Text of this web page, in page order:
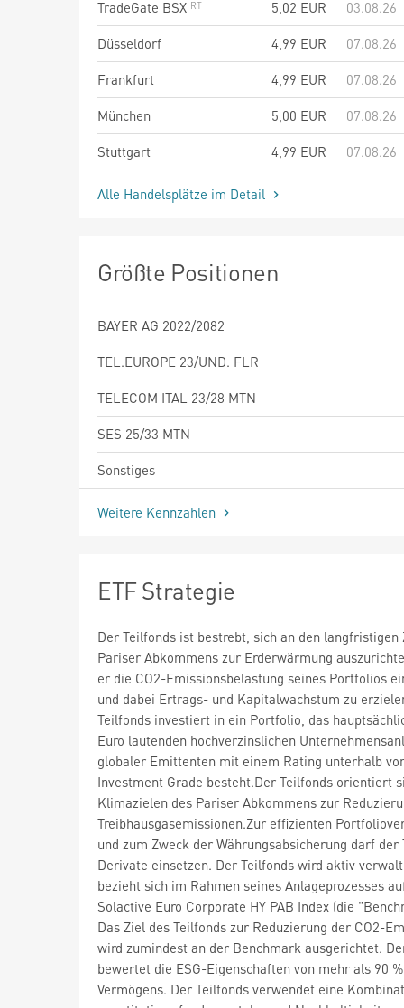
TradeGate BSX
5,02 EUR
03.08.26
Düsseldorf
4,99 EUR
07.08.26
Frankfurt
4,99 EUR
07.08.26
München
5,00 EUR
07.08.26
Stuttgart
4,99 EUR 07.08.26
Alle Handelsplätze im Detail
Größte Positionen
BAYER AG 2022/2082
TEL.EUROPE 23/UND. FLR
TELECOM ITAL 23/28 MTN
SES 25/33 MTN
Sonstiges
Weitere Kennzahlen
ETF Strategie
Der Teilfonds ist bestrebt, sich an den langfristigen
Pariser Abkommens zur Erderwärmung
er die CO2-Emissionsbelastung seines Portfolios
und dabei Ertrags- und Kapitalwachstum zu
Teilfonds investiert in ein Portfolio, das
Euro lautenden hochverzinslichen
globaler Emittenten mit einem Rating unterhalb
Investment Grade besteht.Der Teilfonds orientiert
Klimazielen des Pariser Abkommens zur
Treibhausgasemissionen.Zur effizienten
und zum Zweck der Währungsabsicherung darf der
Derivate einsetzen. Der Teilfonds wird aktiv
bezieht sich im Rahmen seines Anlageprozesses
Solactive Euro Corporate HY PAB Index (die
Das Ziel des Teilfonds zur Reduzierung der CO2-
wird zumindest an der Benchmark ausgerichtet.
bewertet die ESG-Eigenschaften von mehr als 90
Vermögens. Der Teilfonds verwendet eine